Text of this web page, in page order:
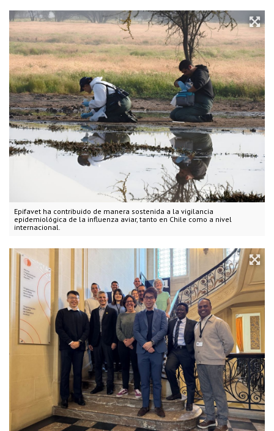
Epifavet ha contribuido de manera sostenida a la vigilancia
epidemiológica de la influenza aviar, tanto en Chile como a nivel
internacional.